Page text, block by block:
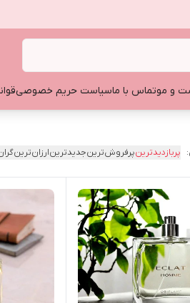
و موتماس با ماسیاست حریم خصوصی
پربازدیدترینپرفروش‌ترینجدیدترینارزان‌ترین